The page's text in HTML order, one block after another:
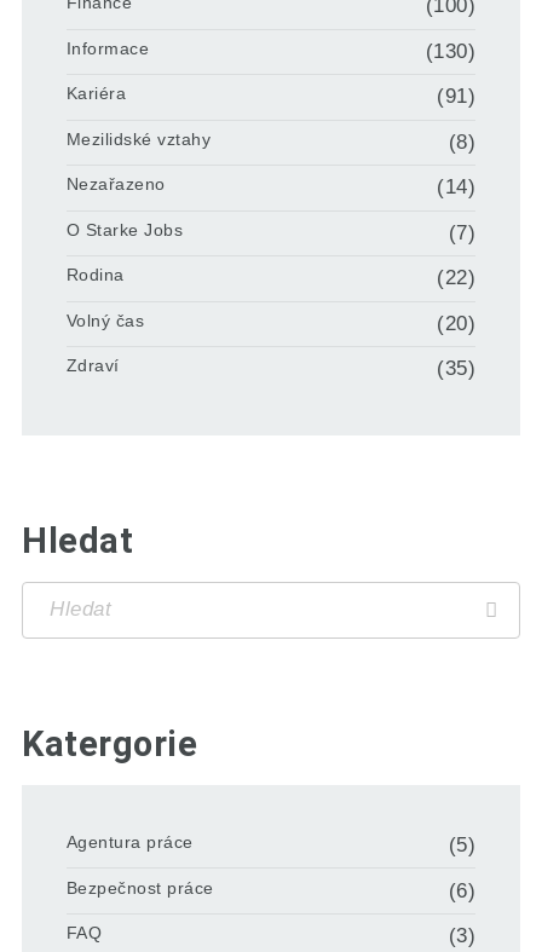
(100)
Informace (130)
Kariéra (91)
Mezilidské vztahy (8)
Nezařazeno (14)
O Starke Jobs (7)
Rodina (22)
Volný čas (20)
Zdraví (35)
Hledat
Katergorie
Agentura práce (5)
Bezpečnost práce (6)
FAQ (3)